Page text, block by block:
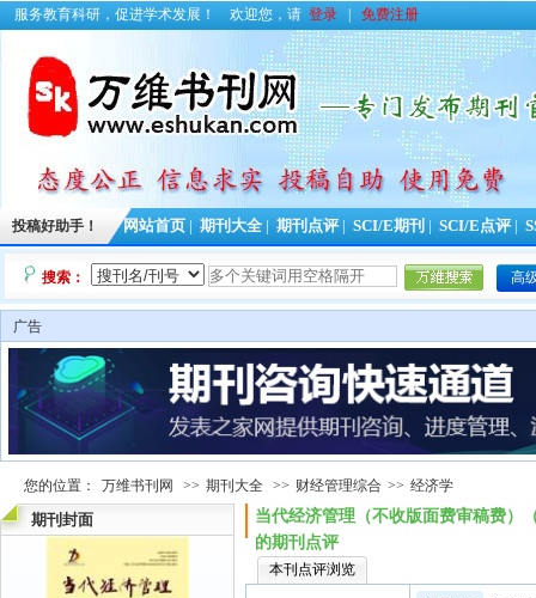
服务教育科研，促进学术发展！ 欢迎您，请 登录 免费注册
投稿好助手！ 网站首页 期刊大全 期刊点评 SCI/E期刊 SCI/E点评
搜索： 高
广告
您的位置： 万维书刊网 >> 期刊大全 >> 财经管理综合 >> 经济学
期刊封面
当代经济管理（不收版面费审稿费）
的期刊点评
本刊点评浏览